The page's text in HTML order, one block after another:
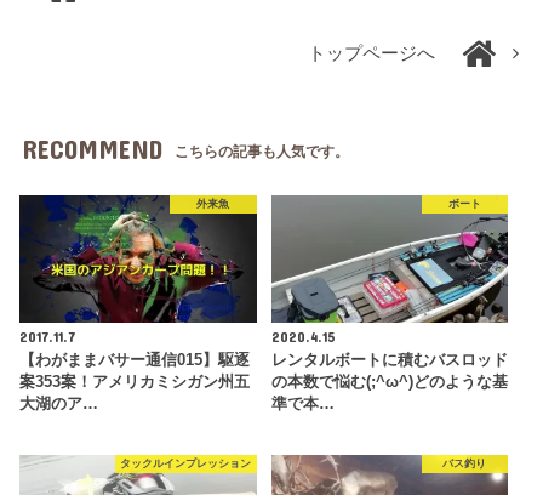
トップページへ
RECOMMEND こちらの記事も人気です。
外来魚
2017.11.7
【わがままバサー通信015】駆逐
案353案！アメリカミシガン州五
大湖のア…
ボート
2020.4.15
レンタルボートに積むバスロッド
の本数で悩む(;^ω^)どのような基
準で本…
タックルインプレッション バス釣り